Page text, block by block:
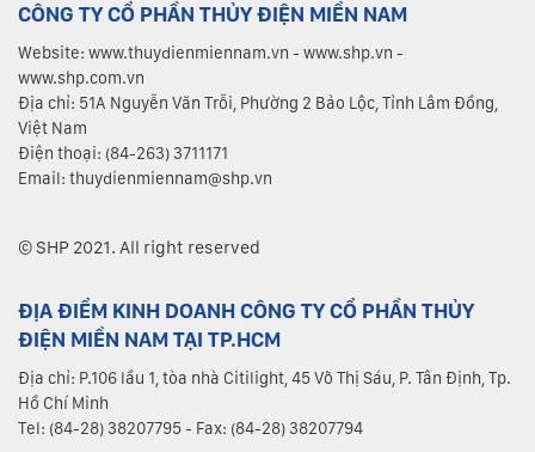
CÔNG TY CỔ PHẦN THỦY ĐIỆN MIỀN NAM
Website: www.thuydienmiennam.vn - www.shp.vn -
www.shp.com.vn
Địa chỉ: 51A Nguyễn Văn Trỗi, Phường 2 Bảo Lộc, Tỉnh Lâm Đồng,
Việt Nam
Điện thoại: (84-263) 3711171
Email: thuydienmiennam@shp.vn
© SHP 2021. All right reserved
ĐỊA ĐIỂM KINH DOANH CÔNG TY CỔ PHẦN THỦY
ĐIỆN MIỀN NAM TẠI TP.HCM
Địa chỉ: P.106 lầu 1, tòa nhà Citilight, 45 Võ Thị Sáu, P. Tân Định, Tp.
Hồ Chí Minh
Tel: (84-28) 38207795 - Fax: (84-28) 38207794